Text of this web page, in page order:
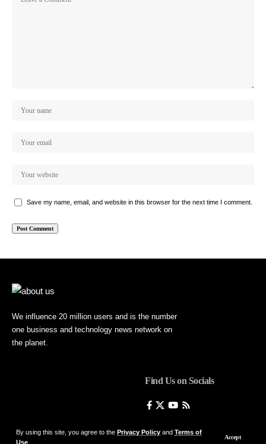
By using this site, you agree to the Privacy Policy and Terms of
Use
Accept
Save my name, email, and website in this browser for the next time I comment.
We influence 20 million users and is the number
one business and technology news network on
the planet.
Find Us on Socials